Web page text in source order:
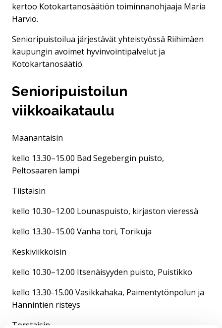
kertoo Kotokartanosäätiön toiminnanohjaaja Maria
Harvio.
Senioripuistoilua järjestävät yhteistyössä Riihimäen
kaupungin avoimet hyvinvointipalvelut ja
Kotokartanosäätiö.
Senioripuistoilun
viikkoaikataulu
Maanantaisin
kello 13.30–15.00 Bad Segebergin puisto,
Peltosaaren lampi
Tiistaisin
kello 10.30–12.00 Lounaspuisto, kirjaston vieressä
kello 13.30–15.00 Vanha tori, Torikuja
Keskiviikkoisin
kello 10.30–12.00 Itsenäisyyden puisto, Puistikko
kello 13.30-15.00 Vasikkahaka, Paimentytönpolun ja
Hännintien risteys
Torstaisin